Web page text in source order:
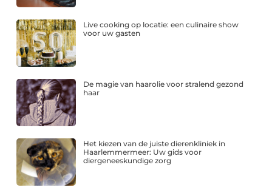
Live cooking op locatie: een culinaire show
voor uw gasten
De magie van haarolie voor stralend gezond
haar
Het kiezen van de juiste dierenkliniek in
Haarlemmermeer: Uw gids voor
diergeneeskundige zorg